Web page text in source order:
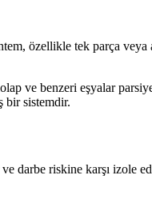
özellikle tek parça veya
ve benzeri eşyalar
bir sistemdir.
darbe riskine karşı izole